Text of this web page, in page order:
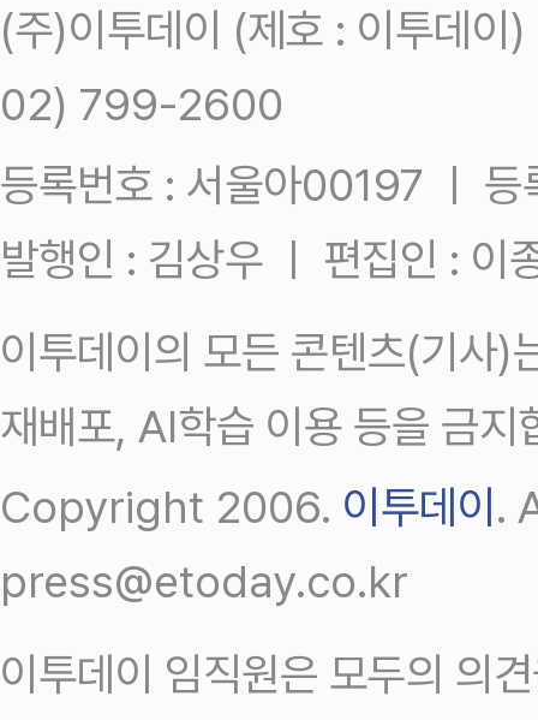
(주)이투데이 (제호 : 이투데
02) 799-2600
등록번호 : 서울아00197 ㅣ
발행인 : 김상우 ㅣ 편집인 : 이
이투데이의 모든 콘텐츠(기사)
재배포, AI학습 이용 등을 금지
Copyright 2006. 이투데이.
press@etoday.co.kr
이투데이 임직원은 모두의 의